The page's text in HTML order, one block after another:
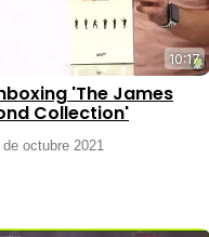
10:17
'The James
Collection'
de octubre 2021